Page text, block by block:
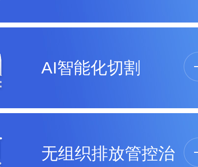
AI智能化切割
无组织排放管控治